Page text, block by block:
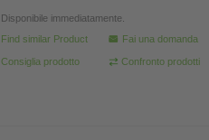
Disponibile immediatamente.
Find similar Product
Fai una domanda
Consiglia prodotto Confronto prodotti